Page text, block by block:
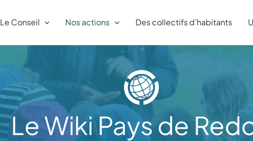
Le Conseil Nos actions Des collectifs d’habitants
Le Wiki Pays de